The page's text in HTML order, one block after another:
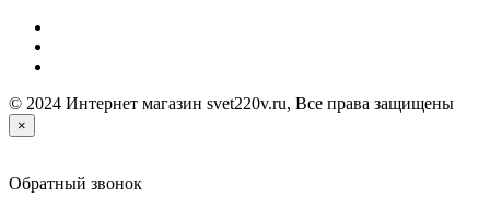
© 2024 Интернет магазин svet220v.ru, Все права защищены
×
Обратный звонок